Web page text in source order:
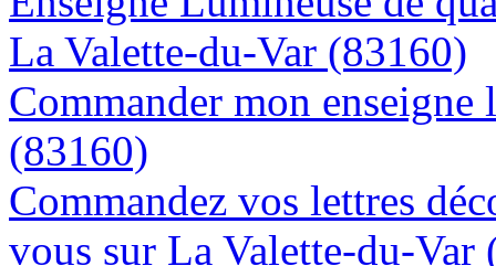
La Valette-du-Var (83160)
Commander mon
(83160)
Commandez vos lettres
vous sur La Valette-du-Var